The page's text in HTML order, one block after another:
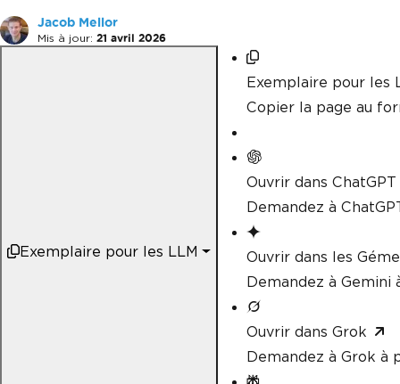
Jacob Mellor
Mis à jour: 21 avril 2026
Exemplaire pour les LLM
Exemplaire pour les
Copier la page au
Ouvrir dans ChatGPT
Demandez à
Ouvrir dans les
Demandez à
Ouvrir dans Grok
Demandez à Grok à